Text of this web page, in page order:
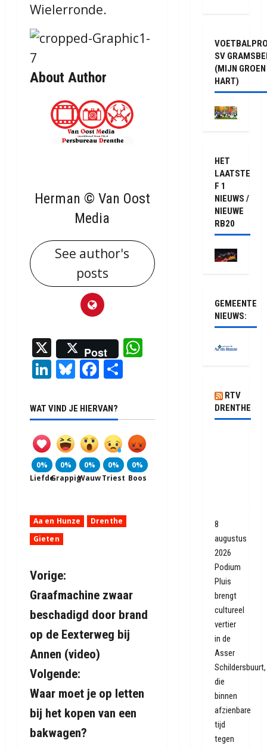
Wielerronde.
About Author
Herman © Van Oost
Media
See author's
posts
X Post
WhatsApp
LinkedIn
Bluesky
Facebook
WAT VIND JE HIERVAN?
0%
Liefde
0%
Grappig
0%
Wauw
0%
Triest
0%
Boos
Aa en Hunze
Drenthe
Gieten
B
e
r
i
c
h
t
Vorige:
Graafmachine zwaar
beschadigd door brand
op de Eexterweg bij
Annen (video)
Volgende:
Waar moet je op letten
bij het kopen van een
bakwagen?
SV
(MIJN
HART)
HET
LAATSTE
F 1
NIEUWS /
NIEUWE
RB20
GEMEENTE
NIEUWS:
RTV
DRENTHE
8
augustus
2026
Podium
Pluis
brengt
cultureel
vertier
in de
Asser
Schildersbuurt,
die
binnen
afzienbare
tijd
tegen